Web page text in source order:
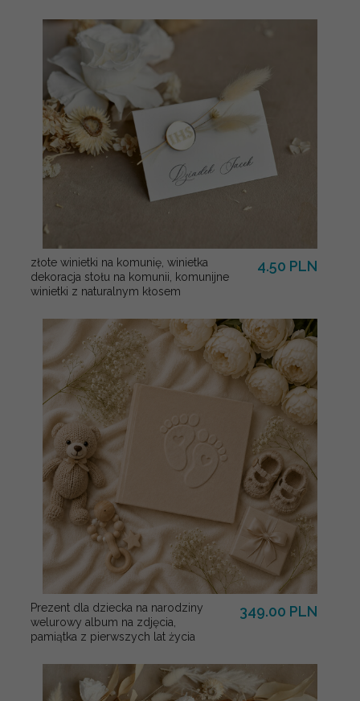
złote winietki na komunię, winietka
dekoracja stołu na komunii, komunijne
winietki z naturalnym kłosem
4.50 PLN
Prezent dla dziecka na narodziny
welurowy album na zdjęcia,
pamiątka z pierwszych lat życia
349.00 PLN